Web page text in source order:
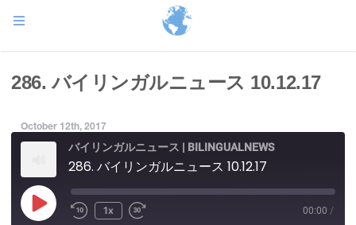
286. バイリンガルニュース 10.12.17
October 12th, 2017
バイリンガルニュース | BILINGUALNEWS
286. バイリンガルニュース 10.12.17
Play
Episode
1x 00:00 /